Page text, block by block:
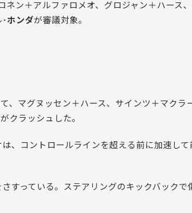
ネン＋アルファロメオ、グロジャン＋ハース
ホンダが審議対象。
、マグヌッセン＋ハース、サインツ＋マクラ
クラッシュした。
、コントロールラインを超える前に加速して
すっている。ステアリングのキックバックで